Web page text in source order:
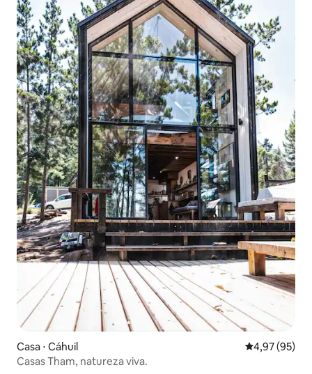
Casa ⋅ Cáhuil 4,97 de uma
4,97 (95)
Casas Tham, natureza viva.